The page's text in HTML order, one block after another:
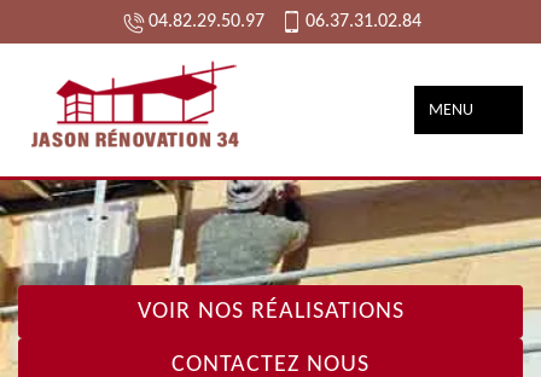
04.82.29.50.97 06.37.31.02.84
MENU
VOIR NOS RÉALISATIONS
CONTACTEZ NOUS